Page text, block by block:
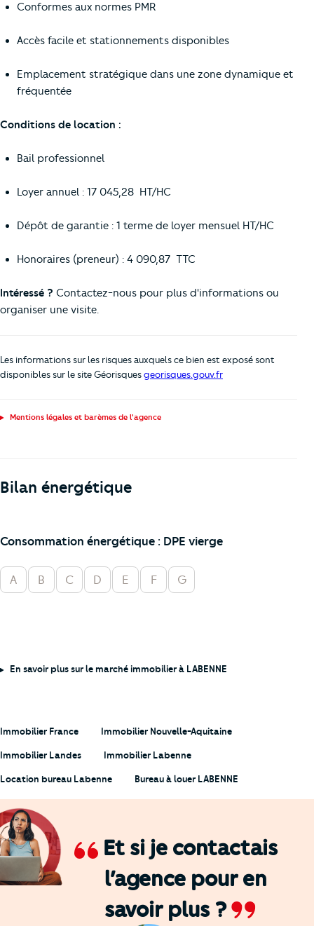
Conformes aux normes PMR
Accès facile et stationnements disponibles
Emplacement stratégique dans une zone dynamique et
fréquentée
Conditions de location :
Bail professionnel
Loyer annuel : 17 045,28  HT/HC
Dépôt de garantie : 1 terme de loyer mensuel HT/HC
Honoraires (preneur) : 4 090,87  TTC
Intéressé ? Contactez-nous pour plus d'informations ou
organiser une visite.
Les informations sur les risques auxquels ce bien est exposé sont
disponibles sur le site Géorisquesgeorisques.gouv.fr
Mentions légales et barèmes de l'agence
Bilan énergétique
Consommation énergétique : DPE vierge
A B C D E F G
En savoir plus sur le marché immobilier à LABENNE
Immobilier France Immobilier Nouvelle-Aquitaine
Immobilier Landes Immobilier Labenne
Location bureau Labenne Bureau à louer LABENNE
Et si je contactais
l’agence pour en
savoir plus ?